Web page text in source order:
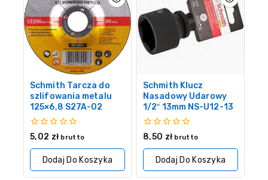
Schmith Tarcza do
szlifowania metalu
125×6,8 S27A-02
0
5
5,02 zł brutto
Dodaj Do Koszyka
Schmith Klucz
Nasadowy Udarowy
1/2″ 13mm NS-U12-13
0
5
8,50 zł brutto
Dodaj Do Koszyka